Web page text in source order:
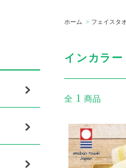
ホーム > フェイスタ
インカラー
全 1 商品